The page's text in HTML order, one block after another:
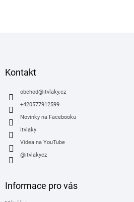
Kontakt
obchod@itvlaky.cz
+420577912599
Novinky na Facebooku
itvlaky
Videa na YouTube
@itvlakycz
Informace pro vás